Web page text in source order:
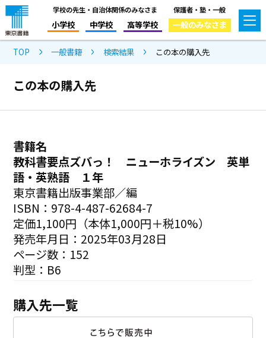
学校の先生・自治体関係のみなさま
小学校 中学校 高等学校
保護者・塾・一般
一般のみなさま
TOP 一般書籍 検索結果 この本の購入先
この本の購入先
書籍名
教科書要点ズバっ！ ニューホライズン 英単
語・英熟語 １年
東京書籍出版事業部／編
ISBN：978-4-487-62684-7
定価1,100円（本体1,000円＋税10%）
発売年月日：2025年03月28日
ページ数：152
判型：B6
購入先一覧